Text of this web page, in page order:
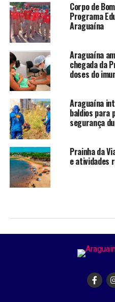
Corpo de
Programa
Araguaína
Araguaína
chegada da
doses do
Araguaína
baldios para
segurança
Prainha da
e atividades